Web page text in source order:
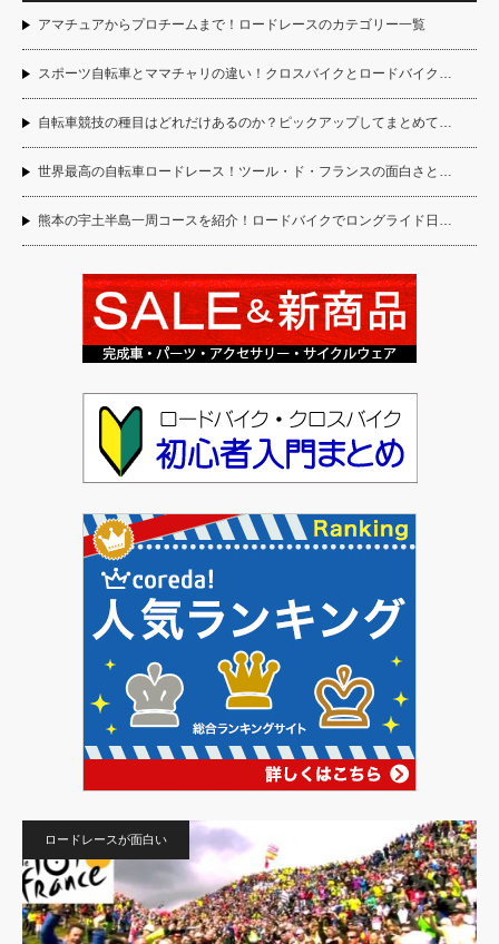
アマチュアからプロチームまで！ロードレースのカテゴリー一覧
スポーツ自転車とママチャリの違い！クロスバイクとロードバイク…
自転車競技の種目はどれだけあるのか？ピックアップしてまとめて…
世界最高の自転車ロードレース！ツール・ド・フランスの面白さと…
熊本の宇土半島一周コースを紹介！ロードバイクでロングライド日…
ロードレースが面白い